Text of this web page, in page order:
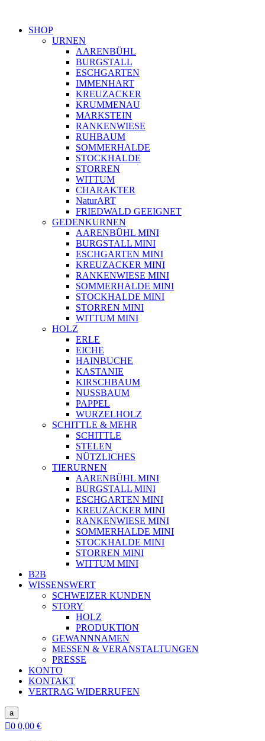
SHOP
URNEN
AARENBÜHL
BURGSTALL
ESCHGARTEN
IMMENHART
KREUZACKER
KRUMMENAU
MARKSTEIN
RANKENWIESE
RUHBAUM
SOMMERHALDE
STOCKHALDE
STORREN
WITTUM
CHARAKTER
NaturART
FRIEDWALD GEEIGNET
GEDENKURNEN
AARENBÜHL MINI
BURGSTALL MINI
ESCHGARTEN MINI
KREUZACKER MINI
RANKENWIESE MINI
SOMMERHALDE MINI
STOCKHALDE MINI
STORREN MINI
WITTUM MINI
HOLZ
ERLE
EICHE
HAINBUCHE
KASTANIE
KIRSCHBAUM
NUSSBAUM
PAPPEL
WURZELHOLZ
SCHITTLE & MEHR
SCHITTLE
STELEN
NÜTZLICHES
TIERURNEN
AARENBÜHL MINI
BURGSTALL MINI
ESCHGARTEN MINI
KREUZACKER MINI
RANKENWIESE MINI
SOMMERHALDE MINI
STOCKHALDE MINI
STORREN MINI
WITTUM MINI
B2B
WISSENSWERT
SCHWEIZER KUNDEN
STORY
HOLZ
PRODUKTION
GEWANNNAMEN
MESSEN & VERANSTALTUNGEN
PRESSE
KONTO
KONTAKT
VERTRAG WIDERRUFEN
a
0 0,00 €